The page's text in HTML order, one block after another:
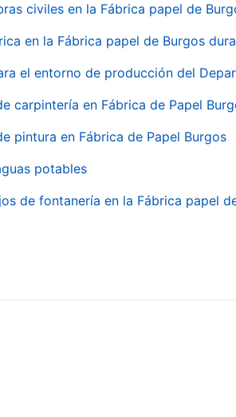
civiles en la Fábrica papel de
en la Fábrica papel de Burgos
el entorno de producción del
carpintería en Fábrica de Papel
pintura en Fábrica de Papel Burgos
potables
de fontanería en la Fábrica papel